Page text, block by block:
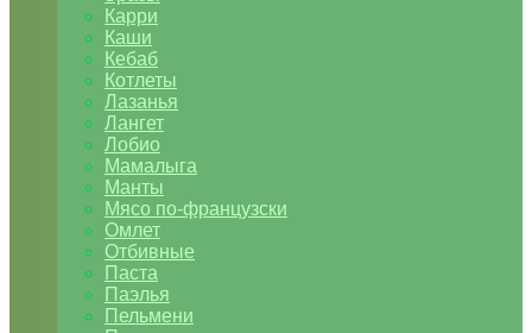
Карри
Каши
Кебаб
Котлеты
Лазанья
Лангет
Лобио
Мамалыга
Манты
Мясо по-французски
Омлет
Отбивные
Паста
Паэлья
Пельмени